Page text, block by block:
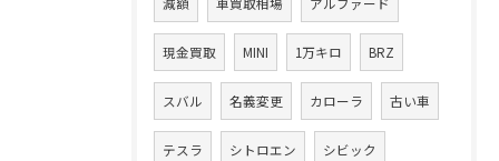
減額 車買取相場 アルファード
現金買取 MINI 1万キロ BRZ
スバル 名義変更 カローラ 古い車
テスラ シトロエン シビック